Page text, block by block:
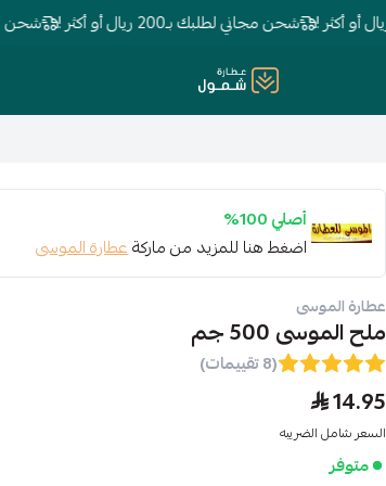
شحن مجاني لطلبك بـ200 ريال أو أكثر ! شحن مجاني
عطارة شمول
أصلي 100%
اضغط هنا للمزيد من ماركةعطارة الموسى
عطارة الموسى
ملح الموسى 500 جم
(8 تقييمات)
14.95
السعر شامل الضريبه
متوفر